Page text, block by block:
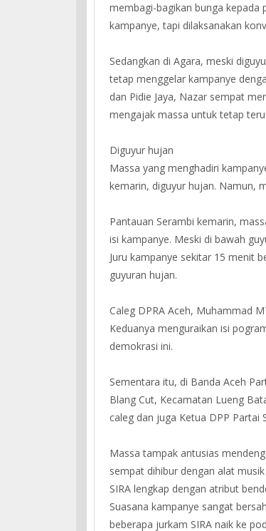
membagi-bagikan bunga kepada
kampanye, tapi dilaksanakan
Sedangkan di Agara, meski
tetap menggelar kampanye
dan Pidie Jaya, Nazar sempat
mengajak massa untuk tetap
Diguyur hujan
Massa yang menghadiri
kemarin, diguyur hujan. Namun,
Pantauan Serambi kemarin,
isi kampanye. Meski di bawah
Juru kampanye sekitar 15 menit
guyuran hujan.
Caleg DPRA Aceh, Muhammad
Keduanya menguraikan isi
demokrasi ini.
Sementara itu, di Banda Aceh
Blang Cut, Kecamatan Lueng
caleg dan juga Ketua DPP Partai
Massa tampak antusias
sempat dihibur dengan alat
SIRA lengkap dengan atribut
Suasana kampanye sangat
beberapa jurkam SIRA naik ke